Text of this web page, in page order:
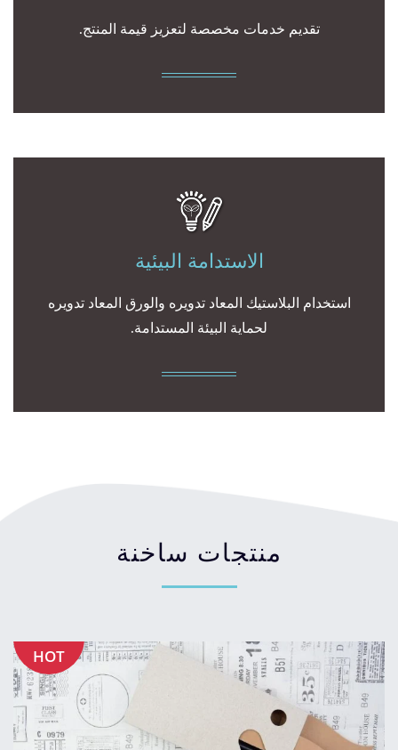
تقديم خدمات مخصصة لتعزيز قيمة المنتج.
الاستدامة البيئية
استخدام البلاستيك المعاد تدويره والورق المعاد تدويره
لحماية البيئة المستدامة.
منتجات ساخنة
HOT